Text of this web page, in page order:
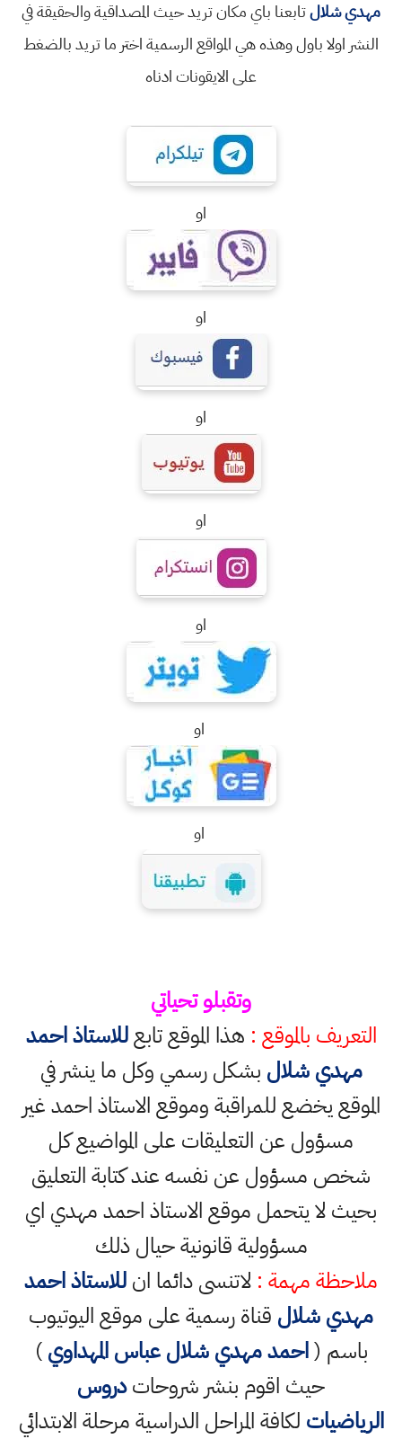
مهدي شلالتابعنا باي مكان تريد حيث المصداقية والحقيقة في
النشر اولا باول وهذه هي المواقع الرسمية اختر ما تريد بالضغط
على الايقونات ادناه
او
او
او
او
او
او
او
وتقبلو تحياتي
التعريف بالموقع : هذا الموقع تابعللاستاذ احمد
مهدي شلال بشكل رسمي وكل ما ينشر في
الموقع يخضع للمراقبة وموقع الاستاذ احمد غير
مسؤول عن التعليقات على المواضيع كل
شخص مسؤول عن نفسه عند كتابة التعليق
بحيث لا يتحمل موقع الاستاذ احمد مهدي اي
مسؤولية قانونية حيال ذلك
ملاحظة مهمة : لاتنسى دائما انللاستاذ احمد
مهدي شلال قناة رسمية على موقع اليوتيوب
باسم (احمد مهدي شلال عباس المهداوي)
حيث اقوم بنشر شروحاتدروس
الرياضيات لكافة المراحل الدراسية مرحلة الابتدائي